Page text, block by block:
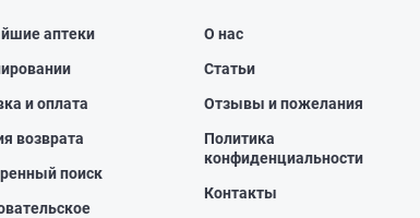
аптеки
и оплата
возврата
поиск
О нас
Статьи
Отзывы и пожелания
Политика
конфиденциальности
Контакты